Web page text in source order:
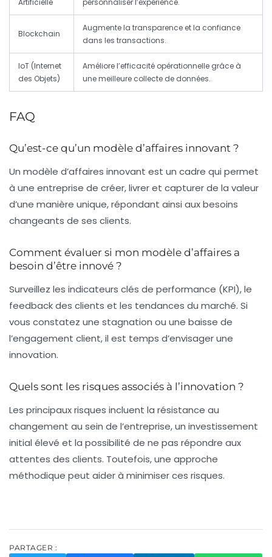
Artificielle personnaliser l’expérience.
Blockchain
Augmente la transparence et la confiance
dans les transactions.
IoT (Internet
des Objets)
Améliore l’efficacité opérationnelle grâce à
une meilleure collecte de données.
FAQ
Qu’est-ce qu’un modèle d’affaires innovant ?
Un modèle d’affaires innovant est un cadre qui permet
à une entreprise de créer, livrer et capturer de la valeur
d’une manière unique, répondant ainsi aux besoins
changeants de ses clients.
Comment évaluer si mon modèle d’affaires a
besoin d’être innové ?
Surveillez les indicateurs clés de performance (KPI), le
feedback des clients et les tendances du marché. Si
vous constatez une stagnation ou une baisse de
l’engagement client, il est temps d’envisager une
innovation.
Quels sont les risques associés à l’innovation ?
Les principaux risques incluent la résistance au
changement au sein de l’entreprise, un investissement
initial élevé et la possibilité de ne pas répondre aux
attentes des clients. Toutefois, une approche
méthodique peut aider à minimiser ces risques.
PARTAGER :